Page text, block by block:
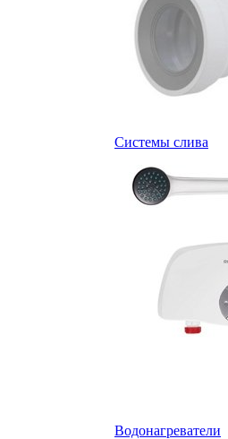
Системы слива
Водонагреватели